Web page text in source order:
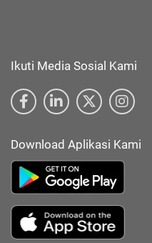
Ikuti Media Sosial Kami
Download Aplikasi Kami